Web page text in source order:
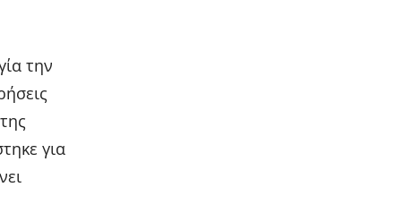
την
για